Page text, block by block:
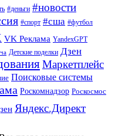
#деньги #новости
#спорт #сша #футбол
VK Реклама YandexGPT
Детские поделки Дзен
Маркетплейс
Поисковые системы
Роскомнадзор Роскосмос
Яндекс.Директ